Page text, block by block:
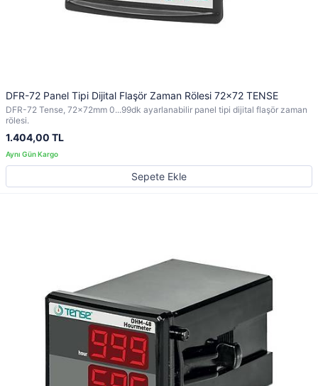
DFR-72 Panel Tipi Dijital Flaşör Zaman Rölesi 72x72 TENSE
DFR-72 Tense, 72x72mm 0...99dk ayarlanabilir panel tipi dijital flaşör zaman
rölesi.
1.404,00 TL
Sepete Ekle